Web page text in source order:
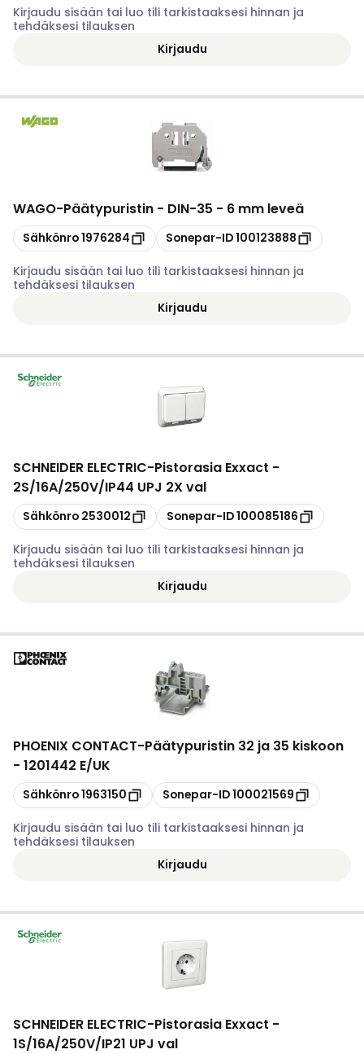
Kirjaudu sisään tai luo tili tarkistaaksesi hinnan ja
tehdäksesi tilauksen
Kirjaudu
WAGO-Päätypuristin - DIN-35 - 6 mm leveä
Kopioi
Sähkönro1976284 Kopioi
Sonepar-ID100123888
Kirjaudu sisään tai luo tili tarkistaaksesi hinnan ja
tehdäksesi tilauksen
Kirjaudu
SCHNEIDER ELECTRIC-Pistorasia Exxact -
2S/16A/250V/IP44 UPJ 2X val
Kopioi
Sähkönro 2530012 Kopioi
Sonepar-ID100085186
Kirjaudu sisään tai luo tili tarkistaaksesi hinnan ja
tehdäksesi tilauksen
Kirjaudu
PHOENIX CONTACT-Päätypuristin 32 ja 35 kiskoon
- 1201442 E/UK
Kopioi
Sähkönro1963150 Kopioi
Sonepar-ID100021569
Kirjaudu sisään tai luo tili tarkistaaksesi hinnan ja
tehdäksesi tilauksen
Kirjaudu
SCHNEIDER ELECTRIC-Pistorasia Exxact -
1S/16A/250V/IP21 UPJ val